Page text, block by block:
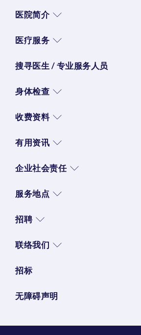
医院简介
医疗服务
搜寻医生 / 专业服务人员
身体检查
收费资料
有用资讯
企业社会责任
服务地点
招聘
联络我们
招标
无障碍声明